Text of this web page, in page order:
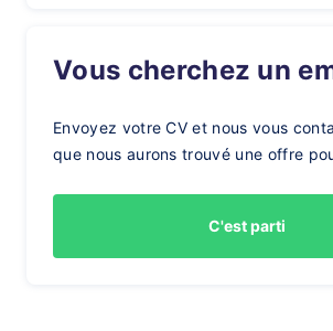
Vous cherchez un
Envoyez votre CV et nous vous
que nous aurons trouvé une offre
C'est parti